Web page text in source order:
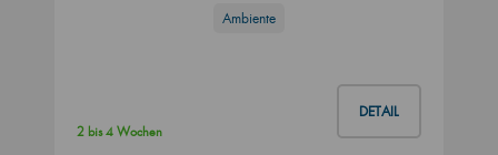
Ambiente
DETAIL
2 bis 4 Wochen